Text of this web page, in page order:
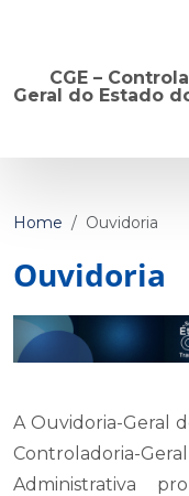
CGE –
Geral do Estado
Home Ouvidoria
Ouvidoria
A Ouvidoria-Geral
Controladoria-
Administrativa